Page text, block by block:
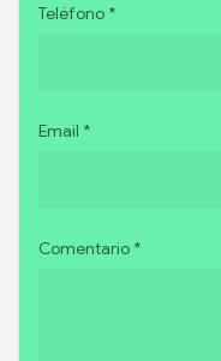
Teléfono *
Email *
Comentario *